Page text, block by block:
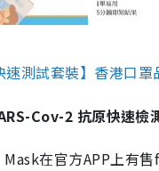
速測試套裝】香港口
Cov-2 抗原快速檢
在官方APP上有